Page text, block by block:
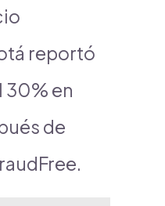
reportó
30% en
de